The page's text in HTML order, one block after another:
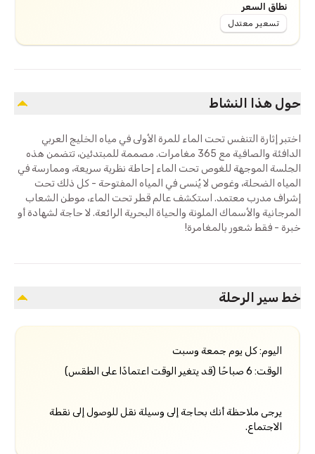
نطاق السعر
تسعير معتدل
حول هذا النشاط
اختبر إثارة التنفس تحت الماء للمرة الأولى في مياه الخليج العربي
الدافئة والصافية مع 365 مغامرات. مصممة للمبتدئين، تتضمن هذه
الجلسة الموجهة للغوص تحت الماء إحاطة نظرية سريعة، وممارسة في
المياه الضحلة، وغوص لا يُنسى في المياه المفتوحة - كل ذلك تحت
إشراف مدرب معتمد. استكشف عالم قطر تحت الماء، موطن الشعاب
المرجانية والأسماك الملونة والحياة البحرية الرائعة. لا حاجة لشهادة أو
خبرة - فقط شعور بالمغامرة!
خط سير الرحلة
اليوم: كل يوم جمعة وسبت
الوقت: 6 صباحًا (قد يتغير الوقت اعتمادًا على الطقس)
يرجى ملاحظة أنك بحاجة إلى وسيلة نقل للوصول إلى نقطة
الاجتماع.